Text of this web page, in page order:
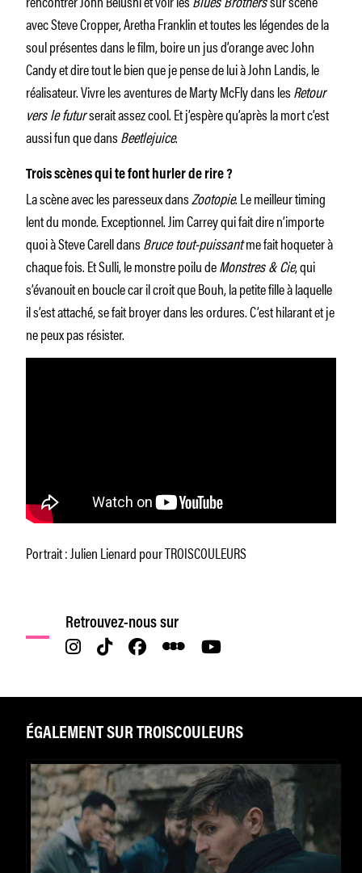
avec Steve Cropper, Aretha Franklin et toutes les légendes de la
soul présentes dans le film, boire un jus d’orange avec John
Candy et dire tout le bien que je pense de lui à John Landis, le
réalisateur. Vivre les aventures de Marty McFly dans lesRetour
vers le futurserait assez cool. Et j’espère qu’après la mort c’est
aussi fun que dansBeetlejuice.
Trois scènes qui te font hurler de rire ?
La scène avec les paresseux dansZootopie. Le meilleur timing
lent du monde. Exceptionnel. Jim Carrey qui fait dire n’importe
quoi à Steve Carell dansBruce tout-puissantme fait hoqueter à
chaque fois. Et Sulli, le monstre poilu deMonstres & Cie, qui
s’évanouit en boucle car il croit que Bouh, la petite fille à laquelle
il s’est attaché, se fait broyer dans les ordures. C’est hilarant et je
ne peux pas résister.
Portrait : Julien Lienard pour TROISCOULEURS
Retrouvez-nous sur
ÉGALEMENT SUR TROISCOULEURS